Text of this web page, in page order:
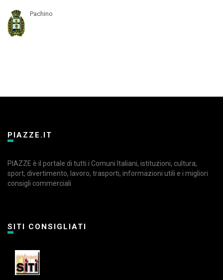
Pachino
PIAZZE.IT
PIAZZE è il portale di tutti i Comuni Italiani, istituzioni, cultura,
sport, divertimento, lavoro, trasporti, informazioni utili e i migliori
consigli commerciali
SITI CONSIGLIATI